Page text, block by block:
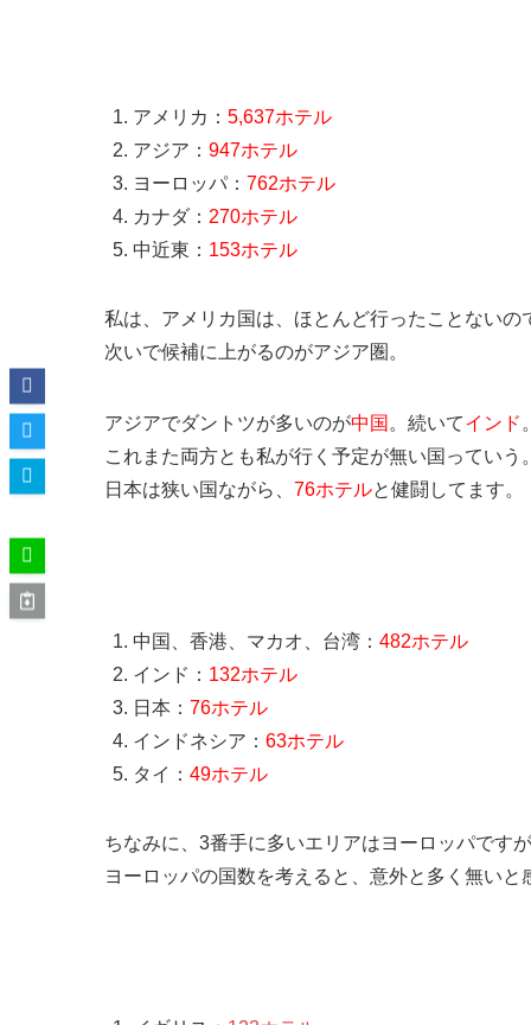
アメリカ： 5,637ホテル
アジア： 947ホテル
ヨーロッパ： 762ホテル
カナダ： 270ホテル
中近東： 153ホテル
私は、アメリカ国は、ほとんど行ったことないの
次いで候補に上がるのがアジア圏。
アジアでダントツが多いのが中国 。続いてインド 。
これまた両方とも私が行く予定が無い国っていう。
日本は狭い国ながら、 76ホテルと健闘してます。
中国、香港、マカオ、台湾： 482ホテル
インド： 132ホテル
日本： 76ホテル
インドネシア： 63ホテル
タイ： 49ホテル
ちなみに、3番手に多いエリアはヨーロッパですが
ヨーロッパの国数を考えると、意外と多く無いと